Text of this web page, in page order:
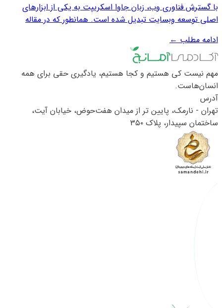
با گسترش فناوری وب، زبان جاوا اسکریپت به یکی از ابزارهای
اصلی توسعه وبسایت تبدیل شده است. همانطور که در مقاله
داده‌های مختلفی در زبان جاوا اسکریپت وجود دارد. هرکدام از این
داده‌ها ویژگی‌ها و کاربردهای...
ادامه مطلب←
مهم نیست کی هستیم و کجا هستیم، یادگیری حقی برای همه
انسان‌هاست.
آدرس
تهران - نارمک، پایین تر از میدان هفت‌حوض، خیابان آیت،
ساختمان سپیدار، پلاک ۳۵۰